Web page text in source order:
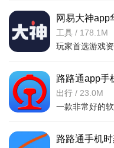
teamco怎么下载
teamco是广州君和信
理、组织管理、CRM客户
心功能于一体，还为企业
境。
teamco安卓好用吗
网易大神app
v4.15.0华为版
工具 / 178.1M
路路通app手
版
出行 / 23.0M
路路通手机